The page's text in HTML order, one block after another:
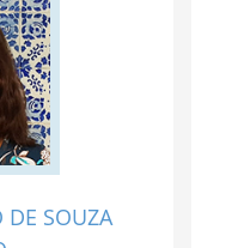
SOUZA